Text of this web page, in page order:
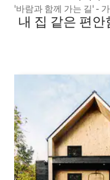
'바람과 함께 가는 길' -
내 집 같은 편